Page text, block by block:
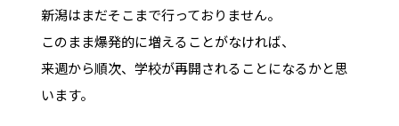
新潟はまだそこまで行っておりません。
このまま爆発的に増えることがなければ、
来週から順次、学校が再開されることになるかと思
います。